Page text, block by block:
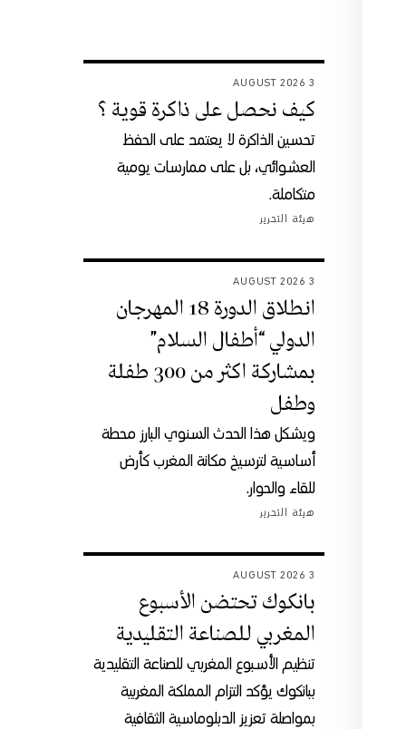
3 AUGUST 2026
كيف نحصل على ذاكرة قوية ؟
تحسين الذاكرة لا يعتمد على الحفظ
العشوائي، بل على ممارسات يومية
متكاملة.
هيئة التحرير
3 AUGUST 2026
انطلاق الدورة 18 المهرجان
الدولي “أطفال السلام”
بمشاركة اكثر من 300 طفلة
وطفل
ويشكل هذا الحدث السنوي البارز محطة
أساسية لترسيخ مكانة المغرب كأرض
للقاء والحوار.
هيئة التحرير
3 AUGUST 2026
بانكوك تحتضن الأسبوع
المغربي للصناعة التقليدية
تنظيم الأسبوع المغربي للصناعة التقليدية
ببانكوك يؤكد التزام المملكة المغربية
بمواصلة تعزيز الدبلوماسية الثقافية